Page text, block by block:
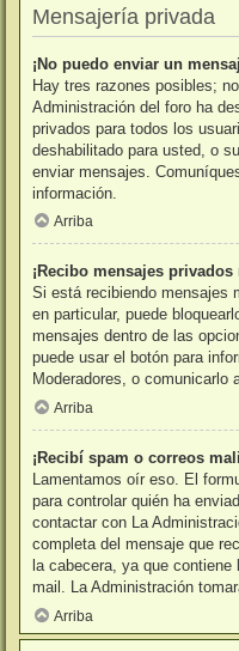
Mensajería privada
¡No puedo enviar un
Hay tres razones posibles;
Administración del foro ha
privados para todos los
deshabilitado para usted, o
enviar mensajes.
información.
Arriba
¡Recibo mensajes privados
Si está recibiendo mensajes
en particular, puede
mensajes dentro de las
puede usar el botón para
Moderadores, o comunicarlo
Arriba
¡Recibí spam o correos
Lamentamos oír eso. El
para controlar quién ha
contactar con La
completa del mensaje que
la cabecera, ya que
mail. La Administración
Arriba